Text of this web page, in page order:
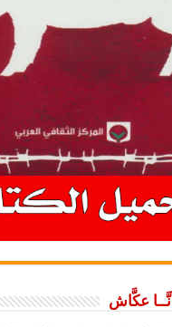
عكَّاش